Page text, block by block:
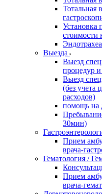
Тотальная
Установка
стоимости
Выезда
Выезд
процедур
Выезд
(без учета
расходов)
помощь на
30мин)
Прием
врача-
Гематология /
Прием
врача-